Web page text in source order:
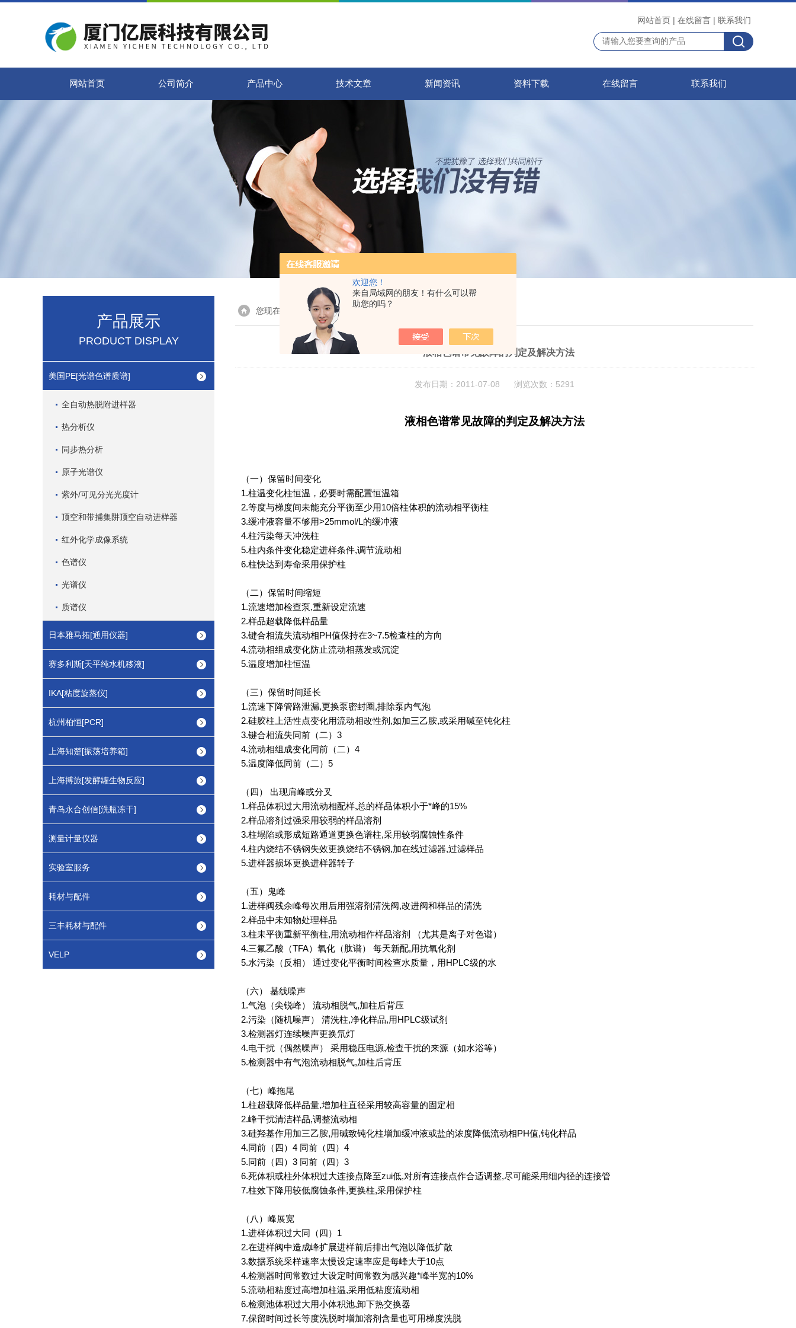
欢迎您！
来自局域网的朋友！有什么可以帮
助您的吗？
网站首页 | 在线留言 | 联系我们
网站首页 公司简介 产品中心 技术文章 新闻资讯 资料下载 在线留言 联系我们
产品展示
PRODUCT DISPLAY
美国PE[光谱色谱质谱]
全自动热脱附进样器
热分析仪
同步热分析
原子光谱仪
紫外/可见分光光度计
顶空和带捕集阱顶空自动进样器
红外化学成像系统
色谱仪
光谱仪
质谱仪
日本雅马拓[通用仪器]
赛多利斯[天平纯水机移液]
IKA[粘度旋蒸仪]
杭州柏恒[PCR]
上海知楚[振荡培养箱]
上海搏旅[发酵罐生物反应]
青岛永合创信[洗瓶冻干]
测量计量仪器
实验室服务
耗材与配件
三丰耗材与配件
VELP
您现在的位置：首页> 技术文章 > 液相色谱常见故障的判定及解决方法
液相色谱常见故障的判定及解决方法
发布日期：2011-07-08 浏览次数：5291
液相色谱常见故障的判定及解决方法
（一） 保留时间变化
1.柱温变化柱恒温，必要时需配置恒温箱
2.等度与梯度间未能充分平衡至少用10倍柱体积的流动相平衡柱
3.缓冲液容量不够用>25mmol/L的缓冲液
4.柱污染每天冲洗柱
5.柱内条件变化稳定进样条件,调节流动相
6.柱快达到寿命采用保护柱
（ 二 ） 保留时间缩短
1.流速增加检查泵,重新设定流速
2.样品超载降低样品量
3.键合相流失流动相 PH值保持在3~7.5检查柱的方向
4.流动相组成变化防止流动相蒸发或沉淀
5.温度增加柱恒温
（三） 保留时间延长
1.流速下降管路泄漏,更换泵密封圈,排除泵内气泡
2.硅胶柱上活性点变化用流动相改性剂 ,如加三乙胺,或采用碱至钝化柱
3.键合相流失同前 （ 二 ）3
4.流动相组成变化同前 （ 二 ）4
5.温度降低同前 （ 二 ）5
（ 四 ） 出现肩峰或分叉
1.样品体积过大用流动相配样,总的样品体积小于*峰的15%
2.样品溶剂过强采用较弱的样品溶剂
3.柱塌陷或形成短路通道更换色谱柱,采用较弱腐蚀性条件
4.柱内烧结不锈钢失效更换烧结不锈钢,加在线过滤器,过滤样品
5.进样器损坏更换进样器转子
（五）
鬼峰
1.进样阀残余峰每次用后用强溶剂清洗阀,改进阀和样品的清洗
2.样品中未知物处理样品
3.柱未平衡重新平衡柱,用流动相作样品溶剂 （尤其是离子对色谱）
4.三氟乙酸 （TFA） 氧化 （ 肽谱） 每天新配,用抗氧化剂
5.水污染 （ 反相 ） 通过变化平衡时间检查水质量，用 HPLC级的水
（六） 基线噪声
1.气泡 （尖锐峰） 流动相脱气,加柱后背压
2.污染 （ 随机噪声） 清洗柱,净化样品,用 HPLC级试剂
3.检测器灯连续噪声更换氘灯
4.电干扰 （偶然噪声） 采用稳压电源,检查干扰的来源 （如水浴等）
5.检测器中有气泡流动相脱气,加柱后背压
（七） 峰拖尾
1.柱超载降低样品量,增加柱直径采用较高容量的固定相
2.峰干扰清洁样品,调整流动相
3.硅羟基作用加三乙胺,用碱致钝化柱增加缓冲液或盐的浓度降低流动相 PH值,钝化样品
4.同前 （ 四 ）4 同前 （ 四 ）4
5.同前 （ 四 ）3 同前 （ 四 ）3
6.死体积或柱外体积过大连接点降至zui低,对所有连接点作合适调整,尽可能采用细内径的连接管
7.柱效下降用较低腐蚀条件,更换柱,采用保护柱
（ 八 ） 峰展宽
1.进样体积过大同 （ 四 ）1
2.在进样阀中造成峰扩展进样前后排出气泡以降低扩散
3.数据系统采样速率太慢设定速率应是每峰大于10点
4.检测器时间常数过大设定时间常数为感兴趣*峰半宽的10%
5.流动相粘度过高增加柱温,采用低粘度流动相
6.检测池体积过大用小体积池,卸下热交换器
7.保留时间过长等度洗脱时增加溶剂含量也可用梯度洗脱